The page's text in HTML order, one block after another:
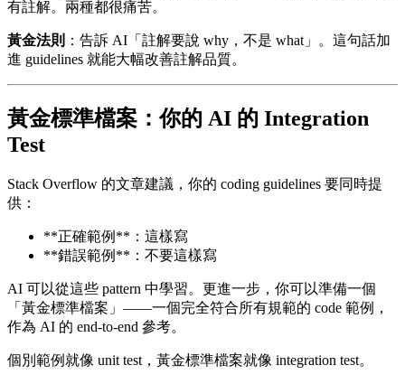
有註解。兩種都很痛苦。
黃金法則 ：告訴 AI「註解要說 why，不是 what」。這句話加
進 guidelines 就能大幅改善註解品質。
黃金標準檔案：你的 AI 的 Integration
Test
Stack Overflow 的文章建議，你的 coding guidelines 要同時提
供：
**正確範例**：這樣寫
**錯誤範例**：不要這樣寫
AI 可以從這些 pattern 中學習。更進一步，你可以準備一個
「黃金標準檔案」——一個完全符合所有規範的 code 範例，
作為 AI 的 end-to-end 參考。
個別範例就像 unit test，黃金標準檔案就像 integration test。